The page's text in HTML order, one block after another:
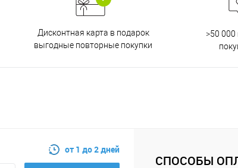
Дисконтная карта в подарок
выгодные повторные покупки
>50
от 1 до 2 дней
СПОСОБЫ